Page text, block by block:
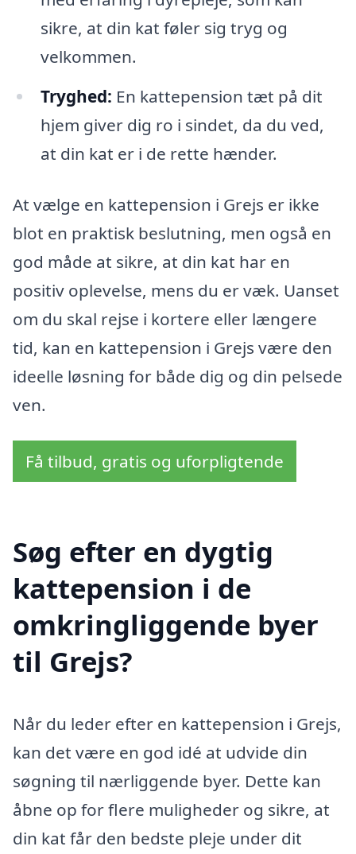
sikre, at din kat føler sig tryg og
velkommen.
Tryghed: En kattepension tæt på dit
hjem giver dig ro i sindet, da du ved,
at din kat er i de rette hænder.
At vælge en kattepension i Grejs er ikke
blot en praktisk beslutning, men også en
god måde at sikre, at din kat har en
positiv oplevelse, mens du er væk. Uanset
om du skal rejse i kortere eller længere
tid, kan en kattepension i Grejs være den
ideelle løsning for både dig og din pelsede
ven.
Få tilbud, gratis og uforpligtende
Søg efter en dygtig
kattepension i de
omkringliggende byer
til Grejs?
Når du leder efter en kattepension i Grejs,
kan det være en god idé at udvide din
søgning til nærliggende byer. Dette kan
åbne op for flere muligheder og sikre, at
din kat får den bedste pleje under dit